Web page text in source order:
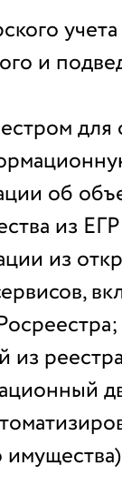
и
об
из
из
из